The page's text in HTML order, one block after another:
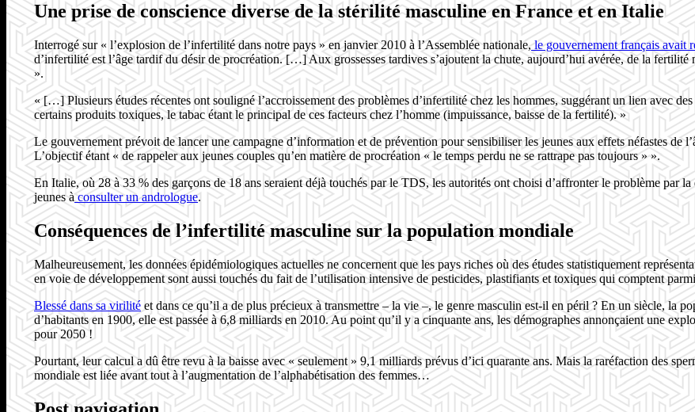
Une prise de conscience diverse de la stérilité masculine en France et en Italie
Interrogé sur « l’explosion de l’infertilité dans notre pays » en janvier 2010 à l’Assemblée nationale,le gouvernement français avait
d’infertilité est l’âge tardif du désir de procréation. […] Aux grossesses tardives s’ajoutent la chute, aujourd’hui avérée, de la
».
« […] Plusieurs études récentes ont souligné l’accroissement des problèmes d’infertilité chez les hommes, suggérant un lien avec
certains produits toxiques, le tabac étant le principal de ces facteurs chez l’homme (impuissance, baisse de la fertilité). »
Le gouvernement prévoit de lancer une campagne d’information et de prévention pour sensibiliser les jeunes aux effets néfastes de
L’objectif étant « de rappeler aux jeunes couples qu’en matière de procréation « le temps perdu ne se rattrape pas toujours » ».
En Italie, où 28 à 33 % des garçons de 18 ans seraient déjà touchés par le TDS, les autorités ont choisi d’affronter le problème par
jeunes àconsulter un andrologue.
Conséquences de l’infertilité masculine sur la population mondiale
Malheureusement, les données épidémiologiques actuelles ne concernent que les pays riches où des études statistiquement
en voie de développement sont aussi touchés du fait de l’utilisation intensive de pesticides, plastifiants et toxiques qui comptent
Blessé dans sa virilité et dans ce qu’il a de plus précieux à transmettre – la vie –, le genre masculin est-il en péril ? En un siècle, la
d’habitants en 1900, elle est passée à 6,8 milliards en 2010. Au point qu’il y a cinquante ans, les démographes annonçaient une
pour 2050 !
Pourtant, leur calcul a dû être revu à la baisse avec « seulement » 9,1 milliards prévus d’ici quarante ans. Mais la raréfaction des
mondiale est liée avant tout à l’augmentation de l’alphabétisation des femmes…